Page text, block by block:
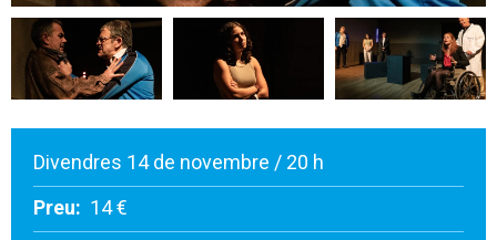
Divendres 14 de novembre / 20 h
Preu: 14 €